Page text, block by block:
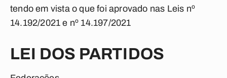
tendo em vista o que foi aprovado nas Leis nº
14.192/2021 e nº 14.197/2021
LEI DOS PARTIDOS